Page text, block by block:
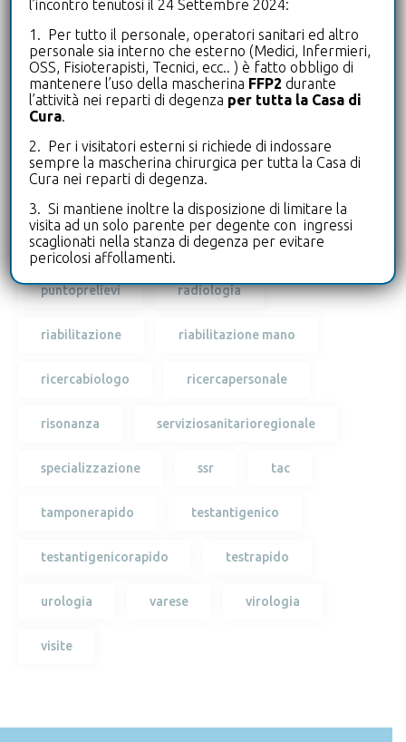
cardiologia diagnostica
drive-in ecografia
laboratorioanalisi leterrazze
microbiologia microbiota intestinale
neurologia oculistica
pneumologia poliambulatorio
puntoprelievi radiologia
riabilitazione riabilitazione mano
ricercabiologo ricercapersonale
risonanza serviziosanitarioregionale
specializzazione ssr tac
tamponerapido testantigenico
testantigenicorapido testrapido
urologia varese virologia
visite
l’incontro tenutosi il 24 Settembre 2024:
1. Per tutto il personale, operatori sanitari ed altro
personale sia interno che esterno (Medici, Infermieri,
OSS, Fisioterapisti, Tecnici, ecc.. ) è fatto obbligo di
mantenere l’uso della mascherina FFP2 durante
l’attività nei reparti di degenza per tutta la Casa di
Cura.
2. Per i visitatori esterni si richiede di indossare
sempre la mascherina chirurgica per tutta la Casa di
Cura nei reparti di degenza.
3. Si mantiene inoltre la disposizione di limitare la
visita ad un solo parente per degente con ingressi
scaglionati nella stanza di degenza per evitare
pericolosi affollamenti.